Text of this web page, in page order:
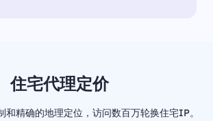
住宅代理定价
和精确的地理定位，访问数百万轮换住宅IP。